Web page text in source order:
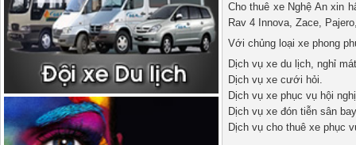
Cho thuê xe Nghệ An xin
Rav 4 Innova, Zace,
Với chủng loại xe phong
Dịch vụ xe du lịch, nghỉ
Dịch vụ xe cưới hỏi.
Dịch vụ xe phục vụ hội
Dịch vụ xe đón tiễn sân
Dịch vụ cho thuê xe phục